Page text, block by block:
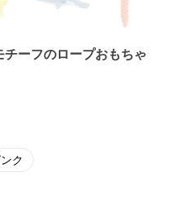
チーフのロープおもちゃ
ク